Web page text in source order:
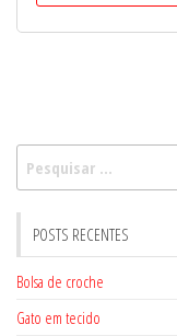
Pesquisar
por:
POSTS RECENTES
Bolsa de croche
Gato em tecido